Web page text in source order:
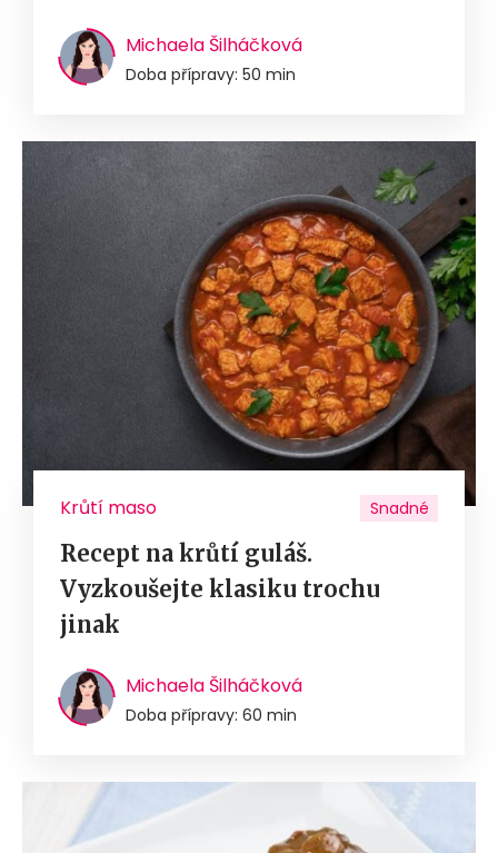
Michaela Šilháčková
Doba přípravy: 50 min
Krůtí maso Snadné
Recept na krůtí guláš.
Vyzkoušejte klasiku trochu
jinak
Michaela Šilháčková
Doba přípravy: 60 min